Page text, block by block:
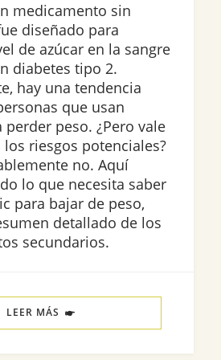
medicamento sin
diseñado para
de azúcar en la sangre
diabetes tipo 2.
hay una tendencia
que usan
perder peso. ¿Pero vale
riesgos potenciales?
no. Aquí
lo que necesita saber
para bajar de peso,
detallado de los
secundarios.
LEER MÁS